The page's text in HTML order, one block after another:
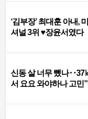
‘김부장’ 최대훈 아내,
셔널 3위 ♥장윤서였다
신동 살 너무 뺐나‥37
서 요요 와야하나 고민